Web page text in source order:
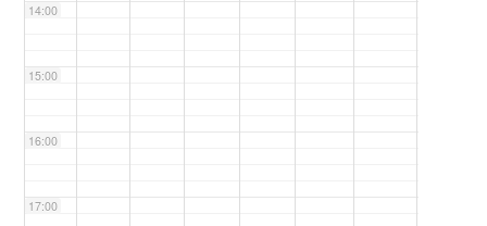
14:00
15:00
16:00
17:00